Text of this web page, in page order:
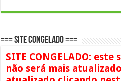
=== SITE CONGELADO ===
SITE CONGELADO:
não será mais